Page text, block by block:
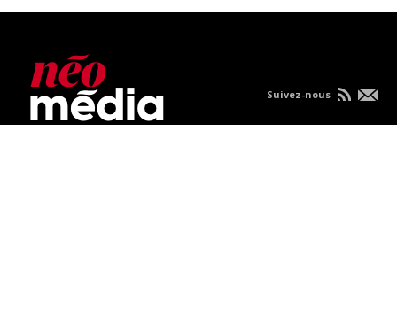
Suivez-nous